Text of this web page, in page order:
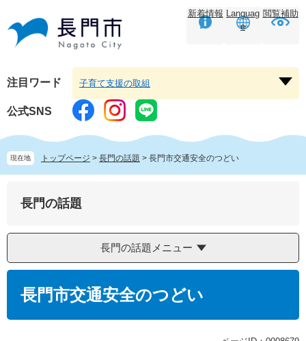
頭
す。
飛
し
本
文
へ
新着情報 Languag
e
閲覧補助
注目ワード
ー
子育て支援の取組
公式SNS
現在地 トップページ > 長門の話題 > 長門市交通安全のつどい
長門の話題
長門の話題メニュー
長門市交通安全のつどい